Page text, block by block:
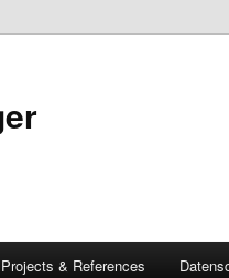
Projects & References